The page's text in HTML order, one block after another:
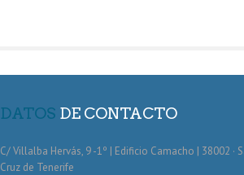
DATOS DE CONTACTO
C/ Villalba Hervás, 9 -1º | Edificio Camacho | 38002 ·
Cruz de Tenerife